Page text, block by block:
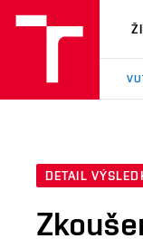
DETAIL